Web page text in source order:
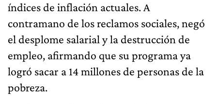
índices de inflación actuales. A
contramano de los reclamos sociales, negó
el desplome salarial y la destrucción de
empleo, afirmando que su programa ya
logró sacar a 14 millones de personas de la
pobreza.